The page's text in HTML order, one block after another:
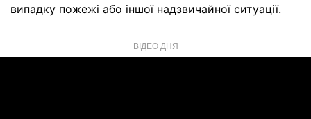
випадку пожежі або іншої надзвичайної ситуації.
ВІДЕО ДНЯ